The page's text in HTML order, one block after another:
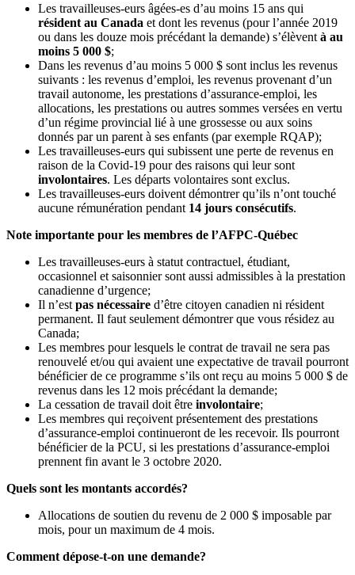
Les travailleuses-eurs âgées-es d’au moins 15 ans qui
résident au Canada et dont les revenus (pour l’année 2019
ou dans les douze mois précédant la demande) s’élèvent à au
moins 5 000 $;
Dans les revenus d’au moins 5 000 $ sont inclus les revenus
suivants : les revenus d’emploi, les revenus provenant d’un
travail autonome, les prestations d’assurance-emploi, les
allocations, les prestations ou autres sommes versées en vertu
d’un régime provincial lié à une grossesse ou aux soins
donnés par un parent à ses enfants (par exemple RQAP);
Les travailleuses-eurs qui subissent une perte de revenus en
raison de la Covid-19 pour des raisons qui leur sont
involontaires. Les départs volontaires sont exclus.
Les travailleuses-eurs doivent démontrer qu’ils n’ont touché
aucune rémunération pendant 14 jours consécutifs.
Note importante pour les membres de l’AFPC-Québec
Les travailleuses-eurs à statut contractuel, étudiant,
occasionnel et saisonnier sont aussi admissibles à la prestation
canadienne d’urgence;
Il n’est pas nécessaire d’être citoyen canadien ni résident
permanent. Il faut seulement démontrer que vous résidez au
Canada;
Les membres pour lesquels le contrat de travail ne sera pas
renouvelé et/ou qui avaient une expectative de travail pourront
bénéficier de ce programme s’ils ont reçu au moins 5 000 $ de
revenus dans les 12 mois précédant la demande;
La cessation de travail doit être involontaire;
Les membres qui reçoivent présentement des prestations
d’assurance-emploi continueront de les recevoir. Ils pourront
bénéficier de la PCU, si les prestations d’assurance-emploi
prennent fin avant le 3 octobre 2020.
Quels sont les montants accordés?
Allocations de soutien du revenu de 2 000 $ imposable par
mois, pour un maximum de 4 mois.
Comment dépose-t-on une demande?